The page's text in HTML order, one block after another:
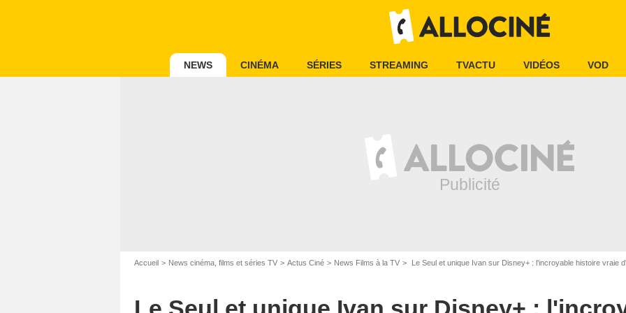
NEWS CINÉMA SÉRIES STREAMING TVACTU VIDÉOS VOD
Accueil News cinéma, films et séries TV Actus Ciné News Films à la TV Le Seul et unique Ivan sur Disney+ : l'incroyable histoire vraie